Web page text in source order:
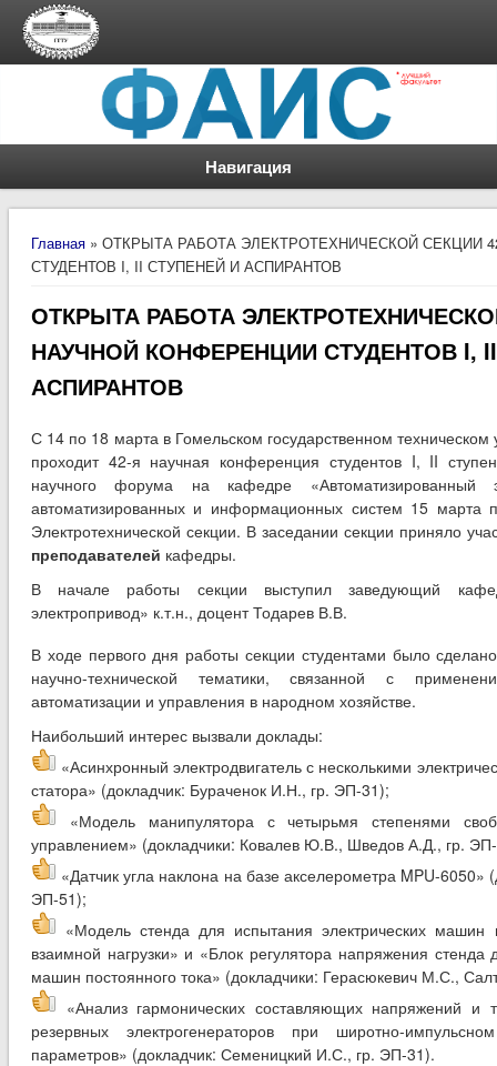
Навигация
Вы здесь
Главная» ОТКРЫТА РАБОТА ЭЛЕКТРОТЕХНИЧЕСКОЙ СЕКЦИИ
СТУДЕНТОВ I, II СТУПЕНЕЙ И АСПИРАНТОВ
ОТКРЫТА РАБОТА
НАУЧНОЙ КОНФЕРЕНЦИИ СТУДЕНТОВ I,
АСПИРАНТОВ
С 14 по 18 марта в Гомельском государственном
проходит 42-я научная конференция студентов I, II
научного форума на кафедре «Автоматизированный
автоматизированных и информационных систем 15 марта
Электротехнической секции. В заседании секции приняло
преподавателей кафедры.
В начале работы секции выступил заведующий
электропривод» к.т.н., доцент Тодарев В.В.
В ходе первого дня работы секции студентами было
научно-технической тематики, связанной с
автоматизации и управления в народном хозяйстве.
Наибольший интерес вызвали доклады:
«Асинхронный электродвигатель с несколькими
статора» (докладчик: Бураченок И.Н., гр. ЭП-31);
«Модель манипулятора с четырьмя степенями
управлением» (докладчики: Ковалев Ю.В., Шведов А.Д., гр.
«Датчик угла наклона на базе акселерометра MPU-
ЭП-51);
«Модель стенда для испытания электрических машин
взаимной нагрузки» и «Блок регулятора напряжения стенда
машин постоянного тока» (докладчики: Герасюкевич М.С.,
«Анализ гармонических составляющих напряжений и
резервных электрогенераторов при широтно-
параметров» (докладчик: Семеницкий И.С., гр. ЭП-31).